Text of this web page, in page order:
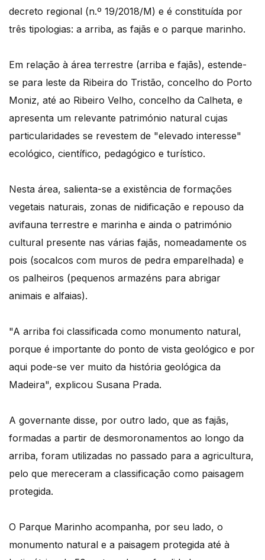
decreto regional (n.º 19/2018/M) e é constituída por
três tipologias: a arriba, as fajãs e o parque marinho.
Em relação à área terrestre (arriba e fajãs), estende-
se para leste da Ribeira do Tristão, concelho do Porto
Moniz, até ao Ribeiro Velho, concelho da Calheta, e
apresenta um relevante património natural cujas
particularidades se revestem de "elevado interesse"
ecológico, científico, pedagógico e turístico.
Nesta área, salienta-se a existência de formações
vegetais naturais, zonas de nidificação e repouso da
avifauna terrestre e marinha e ainda o património
cultural presente nas várias fajãs, nomeadamente os
pois (socalcos com muros de pedra emparelhada) e
os palheiros (pequenos armazéns para abrigar
animais e alfaias).
"A arriba foi classificada como monumento natural,
porque é importante do ponto de vista geológico e por
aqui pode-se ver muito da história geológica da
Madeira", explicou Susana Prada.
A governante disse, por outro lado, que as fajãs,
formadas a partir de desmoronamentos ao longo da
arriba, foram utilizadas no passado para a agricultura,
pelo que mereceram a classificação como paisagem
protegida.
O Parque Marinho acompanha, por seu lado, o
monumento natural e a paisagem protegida até à